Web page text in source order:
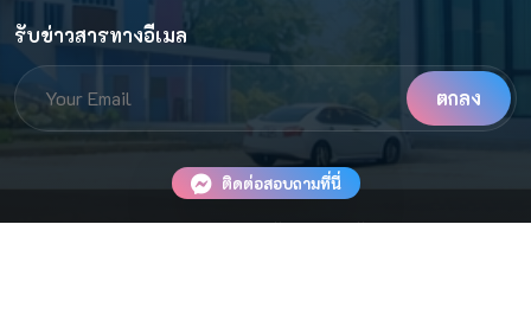
ติดต่อสอบถามที่นี่
รับข่าวสารทางอีเมล
ตกลง